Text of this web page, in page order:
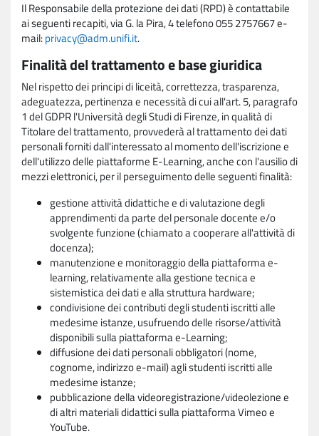
Il Responsabile della protezione dei dati (RPD) è contattabile
ai seguenti recapiti, via G. la Pira, 4 telefono 055 2757667 e-
mail:privacy@adm.unifi.it.
Finalità del trattamento e base giuridica
Nel rispetto dei principi di liceità, correttezza, trasparenza,
adeguatezza, pertinenza e necessità di cui all'art. 5, paragrafo
1 del GDPR l'Università degli Studi di Firenze, in qualità di
Titolare del trattamento, provvederà al trattamento dei dati
personali forniti dall'interessato al momento dell'iscrizione e
dell'utilizzo delle piattaforme E-Learning, anche con l'ausilio di
mezzi elettronici, per il perseguimento delle seguenti finalità:
gestione attività didattiche e di valutazione degli
apprendimenti da parte del personale docente e/o
svolgente funzione (chiamato a cooperare all'attività di
docenza);
manutenzione e monitoraggio della piattaforma e-
learning, relativamente alla gestione tecnica e
sistemistica dei dati e alla struttura hardware;
condivisione dei contributi degli studenti iscritti alle
medesime istanze, usufruendo delle risorse/attività
disponibili sulla piattaforma e-Learning;
diffusione dei dati personali obbligatori (nome,
cognome, indirizzo e-mail) agli studenti iscritti alle
medesime istanze;
pubblicazione della videoregistrazione/videolezione e
di altri materiali didattici sulla piattaforma Vimeo e
YouTube.